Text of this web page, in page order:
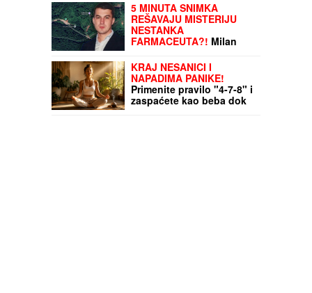
5 MINUTA SNIMKA
REŠAVAJU MISTERIJU
NESTANKA
FARMACEUTA?! Milan
otišao na posao i više ga
NIKO NIJE VIDEO: Supruzi
je poslao OVU poruku
(FOTO)
KRAJ NESANICI I
NAPADIMA PANIKE!
Primenite pravilo "4-7-8" i
zaspaćete kao beba dok